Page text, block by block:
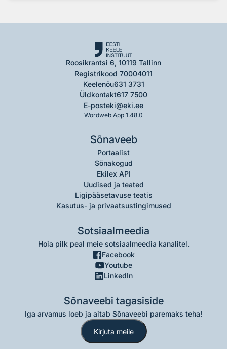
Roosikrantsi 6, 10119 Tallinn
Registrikood 70004011
Keelenõu631 3731
Üldkontakt617 7500
E-posteki@eki.ee
Wordweb App 1.48.0
Sõnaveeb
Portaalist
Sõnakogud
Ekilex API
Uudised ja teated
Ligipääsetavuse teatis
Kasutus- ja privaatsustingimused
Sotsiaalmeedia
Hoia pilk peal meie sotsiaalmeedia kanalitel.
Facebook
Youtube
LinkedIn
Sõnaveebi tagasiside
Iga arvamus loeb ja aitab Sõnaveebi paremaks teha!
Kirjuta meile